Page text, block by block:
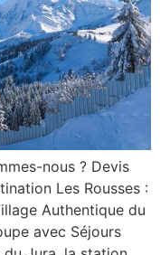
nous ? Devis
Les Rousses :
Authentique du
avec Séjours